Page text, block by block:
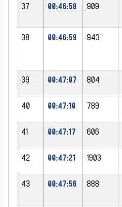
37 00:46:58 909
38 00:46:59 943
39 00:47:07 804
40 00:47:10 789
41 00:47:17 606
42 00:47:21 1903
43 00:47:56 888